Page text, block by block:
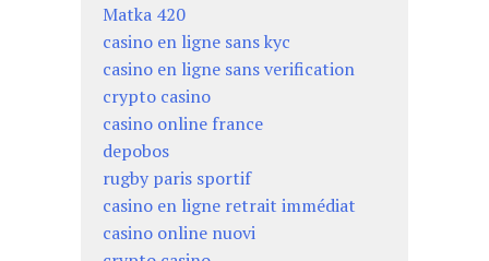
Matka 420
casino en ligne sans kyc
casino en ligne sans verification
crypto casino
casino online france
depobos
rugby paris sportif
casino en ligne retrait immédiat
casino online nuovi